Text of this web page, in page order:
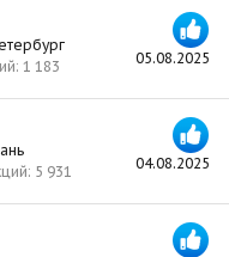
05.08.2025
1 183
04.08.2025
5 931